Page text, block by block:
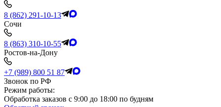
8 (862) 291-10-13
Сочи
8 (863) 310-10-55
Ростов-на-Дону
+7 (989) 800 51 87
Звонок по РФ
Режим работы:
Обработка заказов с 9:00 до 18:00 по будням